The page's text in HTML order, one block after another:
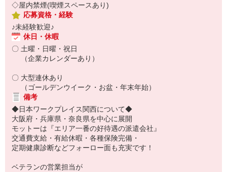
◇屋内禁煙(喫煙スペースあり)
応募資格・経験
♪未経験歓迎♪
休日・休暇
〇 土曜・日曜・祝日
（企業カレンダーあり）
〇 大型連休あり
（ゴールデンウイーク・お盆・年末年始）
備考
◆日本ワークプレイス関西について◆
大阪府・兵庫県・奈良県を中心に展開
モットーは『エリア一番の好待遇の派遣会社』
交通費支給・有給休暇・各種保険完備・
定期健康診断などフォーロー面も充実です！
ベテランの営業担当が